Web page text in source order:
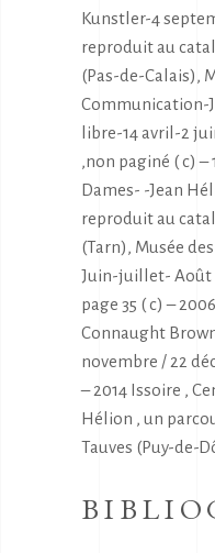
Kunstler-4
reproduit au
(Pas-de-Calais),
Communication-
libre-14 avril-2
,non paginé ( c) –
Dames- -Jean
reproduit au
(Tarn), Musée
Juin-juillet- Août
page 35 ( c) –
Connaught
novembre / 22
– 2014 Issoire ,
Hélion , un
Tauves (Puy-de-